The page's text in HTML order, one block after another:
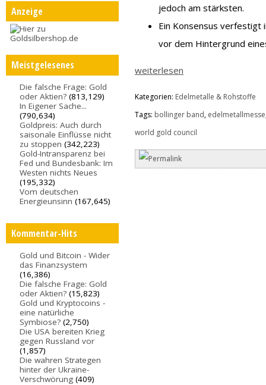
Anzeige
Meistgelesenes
Die falsche Frage: Gold
oder Aktien? (813,129)
In Eigener Sache...
(790,634)
Goldpreis: Auch durch
saisonale Einflüsse nicht
zu stoppen (342,223)
Gold-Intransparenz bei
Fed und Bundesbank: Im
Westen nichts Neues
(195,332)
Vom deutschen
Energieunsinn (167,645)
Kommentar-Hits
Gold und Bitcoin - Wider
das Finanzsystem
(16,386)
Die falsche Frage: Gold
oder Aktien? (15,823)
Gold und Kryptocoins -
eine natürliche
Symbiose? (2,750)
Die USA bereiten Krieg
gegen Russland vor
(1,857)
Die wahren Strategen
hinter der Ukraine-
Verschwörung (409)
jedoch am stärksten.
Ein Konsensus
vor dem Hintergrund
weiterlesen
Kategorien: Edelmetalle & Rohstoffe
Tags: bollinger band, edelmetallmesse
world gold council